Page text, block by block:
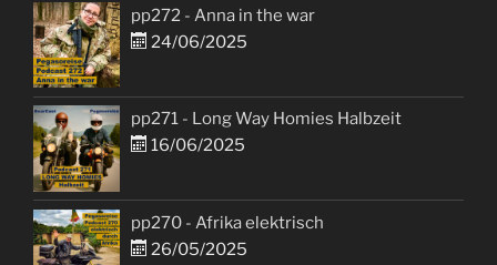
pp272 - Anna in the war
24/06/2025
pp271 - Long Way Homies Halbzeit
16/06/2025
pp270 - Afrika elektrisch
26/05/2025